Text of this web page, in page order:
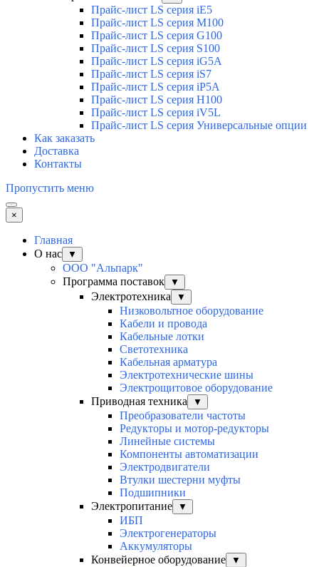
Прайс-лист LS серия iE5
Прайс-лист LS серия M100
Прайс-лист LS серия G100
Прайс-лист LS серия S100
Прайс-лист LS серия iG5A
Прайс-лист LS серия iS7
Прайс-лист LS серия iP5A
Прайс-лист LS серия H100
Прайс-лист LS серия iV5L
Прайс-лист LS серия Универсальные опции
Как заказать
Доставка
Контакты
Пропустить меню
×
Главная
О нас
▼
ООО "Альпарк"
Программа поставок
▼
Электротехника ▼
Низковольтное оборудование
Кабели и провода
Кабельные лотки
Светотехника
Кабельная арматура
Электротехнические шины
Электрощитовое оборудование
Приводная техника
▼
Преобразователи частоты
Редукторы и мотор-редукторы
Линейные системы
Компоненты автоматизации
Электродвигатели
Втулки шестерни муфты
Подшипники
Электропитание
▼
ИБП
Электрогенераторы
Аккумуляторы
Конвейерное оборудование
▼